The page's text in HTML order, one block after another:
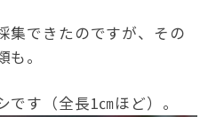
集できたのですが、その
。
す（全長1㎝ほど）。